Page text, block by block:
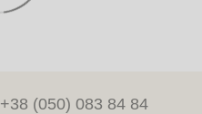
+38 (050) 083 84 84